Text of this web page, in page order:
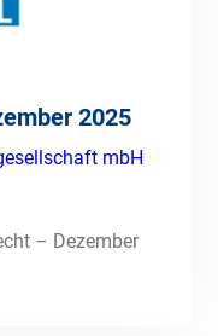
2025
mbH
– Dezember